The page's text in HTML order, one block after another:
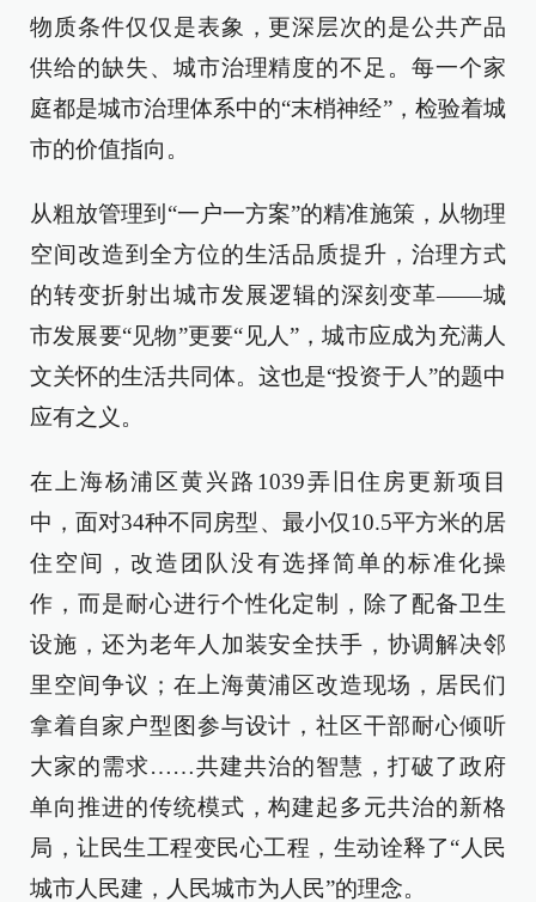
物质条件仅仅是表象，更深层次的是公共产品
供给的缺失、城市治理精度的不足。每一个家
庭都是城市治理体系中的“末梢神经”，检验着城
市的价值指向。
从粗放管理到“一户一方案”的精准施策，从物理
空间改造到全方位的生活品质提升，治理方式
的转变折射出城市发展逻辑的深刻变革——城
市发展要“见物”更要“见人”，城市应成为充满人
文关怀的生活共同体。这也是“投资于人”的题中
应有之义。
在上海杨浦区黄兴路1039弄旧住房更新项目
中，面对34种不同房型、最小仅10.5平方米的居
住空间，改造团队没有选择简单的标准化操
作，而是耐心进行个性化定制，除了配备卫生
设施，还为老年人加装安全扶手，协调解决邻
里空间争议；在上海黄浦区改造现场，居民们
拿着自家户型图参与设计，社区干部耐心倾听
大家的需求……共建共治的智慧，打破了政府
单向推进的传统模式，构建起多元共治的新格
局，让民生工程变民心工程，生动诠释了“人民
城市人民建，人民城市为人民”的理念。